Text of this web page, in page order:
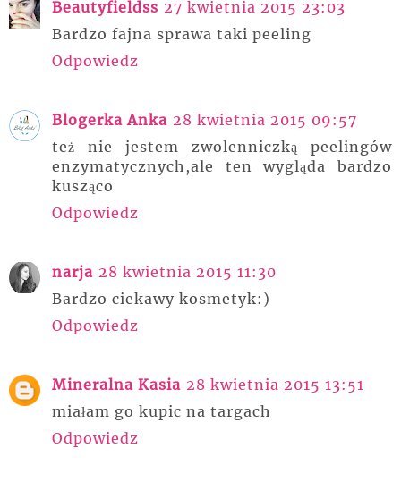
Beautyfieldss 27 kwietnia 2015 23:03
Bardzo fajna sprawa taki peeling
Odpowiedz
Blogerka Anka 28 kwietnia 2015 09:57
też nie jestem zwolenniczką peelingów
enzymatycznych,ale ten wygląda bardzo
kusząco
Odpowiedz
narja 28 kwietnia 2015 11:30
Bardzo ciekawy kosmetyk:)
Odpowiedz
Mineralna Kasia 28 kwietnia 2015 13:51
miałam go kupic na targach
Odpowiedz